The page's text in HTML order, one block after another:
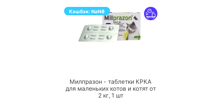
Кэшбэк:NaN₴
Милпразон - таблетки КРКА
для маленьких котов и котят от
2 кг, 1 шт